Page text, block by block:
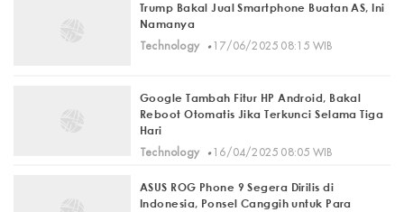
Trump Bakal Jual Smartphone Buatan AS, Ini
Namanya
Technology
· 17/06/2025 08:15 WIB
Google Tambah Fitur HP Android, Bakal
Reboot Otomatis Jika Terkunci Selama Tiga
Hari
Technology
· 16/04/2025 08:05 WIB
ASUS ROG Phone 9 Segera Dirilis di
Indonesia, Ponsel Canggih untuk Para